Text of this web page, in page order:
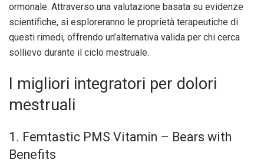
ormonale. Attraverso una valutazione basata su evidenze
scientifiche, si esploreranno le proprietà terapeutiche di
questi rimedi, offrendo un’alternativa valida per chi cerca
sollievo durante il ciclo mestruale.
I migliori integratori per dolori
mestruali
1. Femtastic PMS Vitamin – Bears with
Benefits